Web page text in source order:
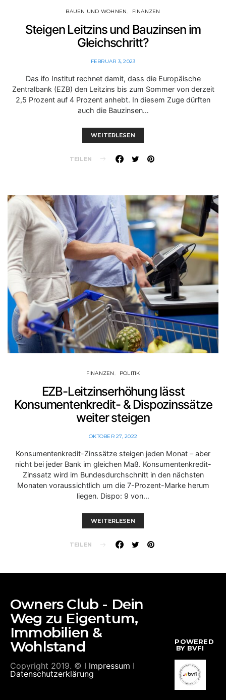
BAUEN UND WOHNEN FINANZEN
Steigen Leitzins und Bauzinsen im
Gleichschritt?
FEBRUAR 3, 2023
Das ifo Institut rechnet damit, dass die Europäische
Zentralbank (EZB) den Leitzins bis zum Sommer von derzeit
2,5 Prozent auf 4 Prozent anhebt. In diesem Zuge dürften
auch die Bauzinsen…
WEITERLESEN
TEILEN
FINANZEN POLITIK
EZB-Leitzinserhöhung lässt
Konsumentenkredit- & Dispozinssätze
weiter steigen
OKTOBER 27, 2022
Konsumentenkredit-Zinssätze steigen jeden Monat – aber
nicht bei jeder Bank im gleichen Maß. Konsumentenkredit-
Zinssatz wird im Bundesdurchschnitt in den nächsten
Monaten voraussichtlich um die 7-Prozent-Marke herum
liegen. Dispo: 9 von…
WEITERLESEN
TEILEN
Owners Club - Dein
Weg zu Eigentum,
Immobilien &
Wohlstand
Copyright 2019. © I Impressum I
Datenschutzerklärung
POWERED
BY BVFI